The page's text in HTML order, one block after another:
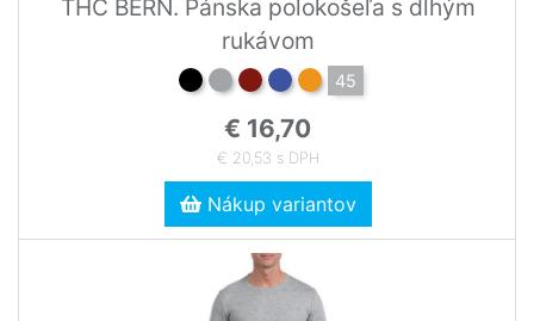
THC BERN. Pánska polokošeľa s dlhým
rukávom
45
€ 16,70
€ 20,53 s DPH
Nákup variantov